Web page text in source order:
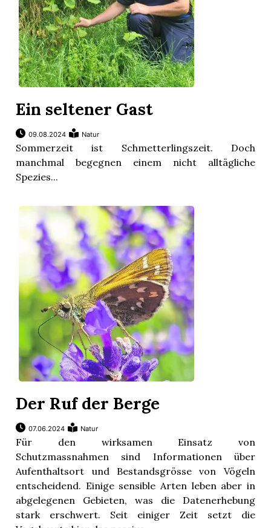
Ein seltener Gast
09.08.2024 Natur
Sommerzeit ist Schmetterlingszeit. Doch
manchmal begegnen einem nicht alltägliche
Spezies...
Der Ruf der Berge
07.06.2024 Natur
Für den wirksamen Einsatz von
Schutzmassnahmen sind Informationen über
Aufenthaltsort und Bestandsgrösse von Vögeln
entscheidend. Einige sensible Arten leben aber in
abgelegenen Gebieten, was die Datenerhebung
stark erschwert. Seit einiger Zeit setzt die